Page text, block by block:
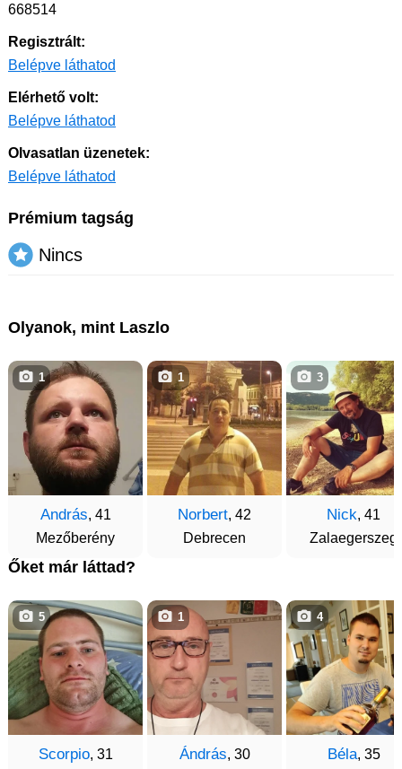
668514
Regisztrált:
Belépve láthatod
Elérhető volt:
Belépve láthatod
Olvasatlan üzenetek:
Belépve láthatod
Prémium tagság
Nincs
Olyanok, mint Laszlo
András, 41
Mezőberény
1
Norbert, 42
Debrecen
1
Nick, 41
Zalaegerszeg
3
Őket már láttad?
Scorpio, 31
5
Ándrás, 30
1
Béla, 35
4